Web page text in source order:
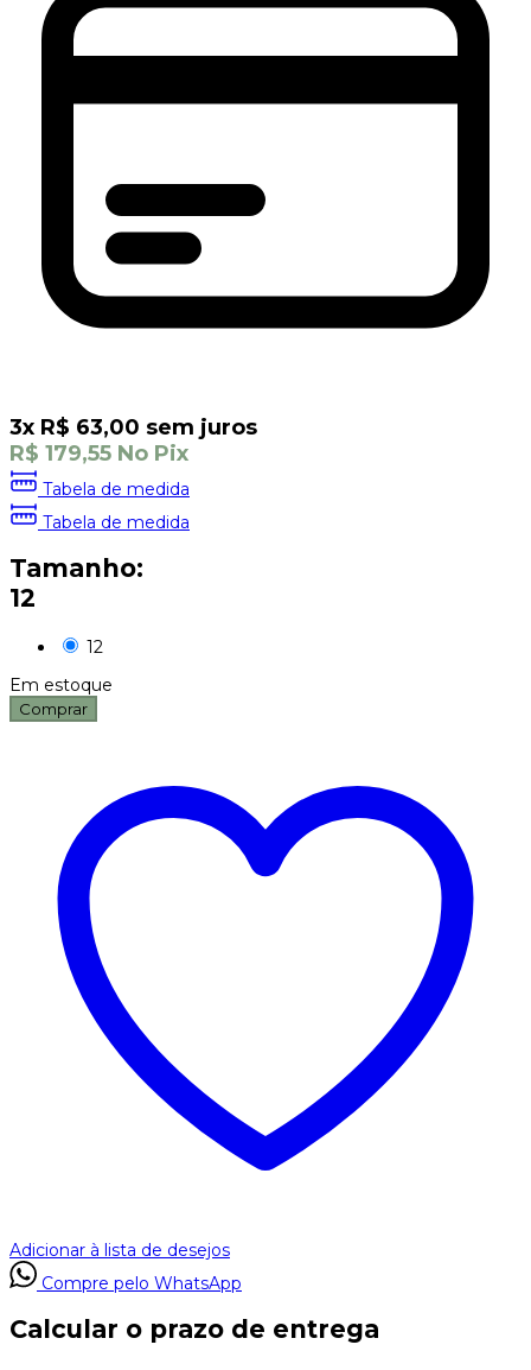
3x R$ 63,00 sem juros
R$ 179,55 No Pix
Tabela de medida
Tabela de medida
Tamanho:
12
12
Em estoque
Comprar
Adicionar à lista de desejos
Compre pelo WhatsApp
Calcular o prazo de entrega